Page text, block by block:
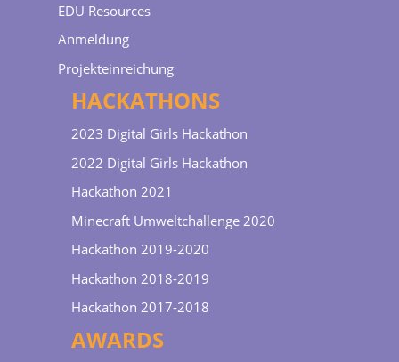
EDU Resources
Anmeldung
Projekteinreichung
HACKATHONS
2023 Digital Girls Hackathon
2022 Digital Girls Hackathon
Hackathon 2021
Minecraft Umweltchallenge 2020
Hackathon 2019-2020
Hackathon 2018-2019
Hackathon 2017-2018
AWARDS